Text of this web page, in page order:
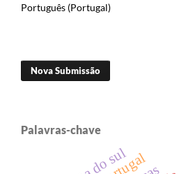
Português (Portugal)
Nova Submissão
Palavras-chave